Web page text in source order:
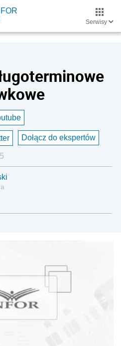
Serwisy
Dołącz do ekspertów